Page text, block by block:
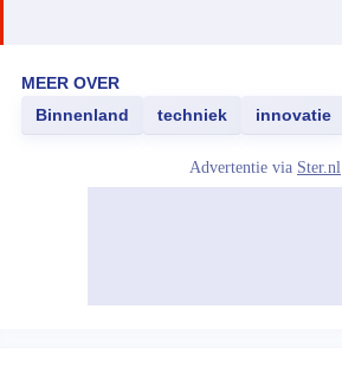
MEER OVER
Binnenland
techniek innovatie
Advertentie via Ster.nl